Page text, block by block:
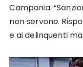
Campania:
non servono.
e ai delinquenti